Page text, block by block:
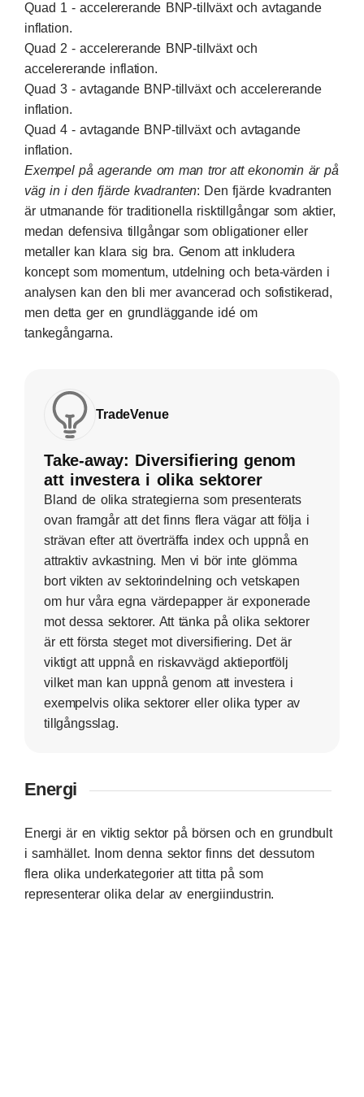
Quad 1 - accelererande BNP-tillväxt och avtagande
inflation.
Quad 2 - accelererande BNP-tillväxt och
accelererande inflation.
Quad 3 - avtagande BNP-tillväxt och accelererande
inflation.
Quad 4 - avtagande BNP-tillväxt och avtagande
inflation.
Exempel på agerande om man tror att ekonomin är på
väg in i den fjärde kvadranten: Den fjärde kvadranten
är utmanande för traditionella risktillgångar som aktier,
medan defensiva tillgångar som obligationer eller
metaller kan klara sig bra. Genom att inkludera
koncept som momentum, utdelning och beta-värden i
analysen kan den bli mer avancerad och sofistikerad,
men detta ger en grundläggande idé om
tankegångarna.
TradeVenue
Take-away: Diversifiering genom
att investera i olika sektorer
Bland de olika strategierna som presenterats
ovan framgår att det finns flera vägar att följa i
strävan efter att överträffa index och uppnå en
attraktiv avkastning. Men vi bör inte glömma
bort vikten av sektorindelning och vetskapen
om hur våra egna värdepapper är exponerade
mot dessa sektorer. Att tänka på olika sektorer
är ett första steget mot diversifiering. Det är
viktigt att uppnå en riskavvägd aktieportfölj
vilket man kan uppnå genom att investera i
exempelvis olika sektorer eller olika typer av
tillgångsslag.
Energi
Energi är en viktig sektor på börsen och en grundbult
i samhället. Inom denna sektor finns det dessutom
flera olika underkategorier att titta på som
representerar olika delar av energiindustrin.